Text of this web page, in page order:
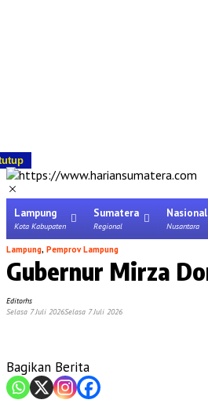
Lampung
Kota Kabupaten
Sumatera
Regional
Nasional
Nusantara
Lampung, Pemprov Lampung
Gubernur Mirza
Editorhs
Selasa 7 Juli 2026Selasa 7 Juli 2026
Bagikan Berita